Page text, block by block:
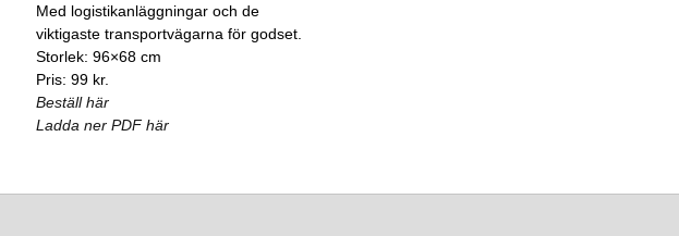
Med logistikanläggningar och de
viktigaste transportvägarna för godset.
Storlek: 96×68 cm
Pris: 99 kr.
Beställ här
Ladda ner PDF här